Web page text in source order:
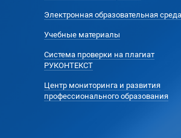
Электронная образовательная среда
Учебные материалы
Система проверки на плагиат
РУКОНТЕКСТ
Центр мониторинга и развития
профессионального образования